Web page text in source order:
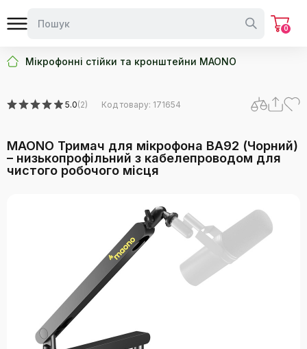
0
Мікрофонні стійки та кронштейни MAONO
5.0(2) Код товару: 171654
MAONO Тримач для мікрофона BA92 (Чорний)
– низькопрофільний з кабелепроводом для
чистого робочого місця